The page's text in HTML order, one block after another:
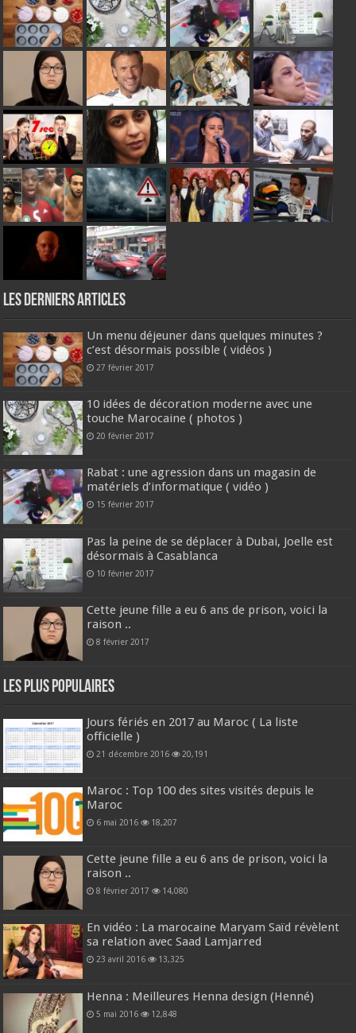
Les derniers articles
Un menu déjeuner dans quelques minutes ?
c’est désormais possible ( vidéos )
27 février 2017
10 idées de décoration moderne avec une
touche Marocaine ( photos )
20 février 2017
Rabat : une agression dans un magasin de
matériels d’informatique ( vidéo )
15 février 2017
Pas la peine de se déplacer à Dubai, Joelle est
désormais à Casablanca
10 février 2017
Cette jeune fille a eu 6 ans de prison, voici la
raison ..
8 février 2017
Les plus populaires
Jours fériés en 2017 au Maroc ( La liste
officielle )
21 décembre 2016 20,191
Maroc : Top 100 des sites visités depuis le
Maroc
6 mai 2016 18,207
Cette jeune fille a eu 6 ans de prison, voici la
raison ..
8 février 2017 14,080
En vidéo : La marocaine Maryam Saïd révèlent
sa relation avec Saad Lamjarred
23 avril 2016 13,325
Henna : Meilleures Henna design (Henné)
5 mai 2016 12,848